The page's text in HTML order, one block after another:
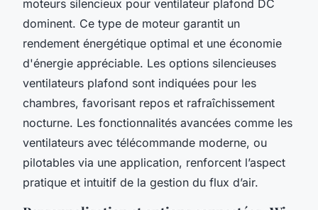
moteurs silencieux pour ventilateur plafond DC
dominent. Ce type de moteur garantit un
rendement énergétique optimal et une économie
d'énergie appréciable. Les options silencieuses
ventilateurs plafond sont indiquées pour les
chambres, favorisant repos et rafraîchissement
nocturne. Les fonctionnalités avancées comme les
ventilateurs avec télécommande moderne, ou
pilotables via une application, renforcent l’aspect
pratique et intuitif de la gestion du flux d’air.